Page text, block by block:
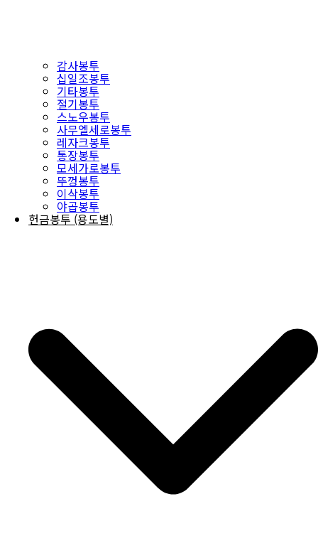
감사봉투
십일조봉투
기타봉투
절기봉투
스노우봉투
사무엘세로봉투
레자크봉투
통장봉투
모세가로봉투
뚜껑봉투
이삭봉투
야곱봉투
헌금봉투 (용도별)